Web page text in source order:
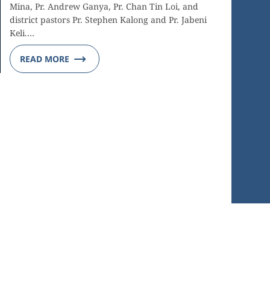
Mina, Pr. Andrew Ganya, Pr. Chan Tin Loi, and
district pastors Pr. Stephen Kalong and Pr. Jabeni
Keli.…
READ MORE